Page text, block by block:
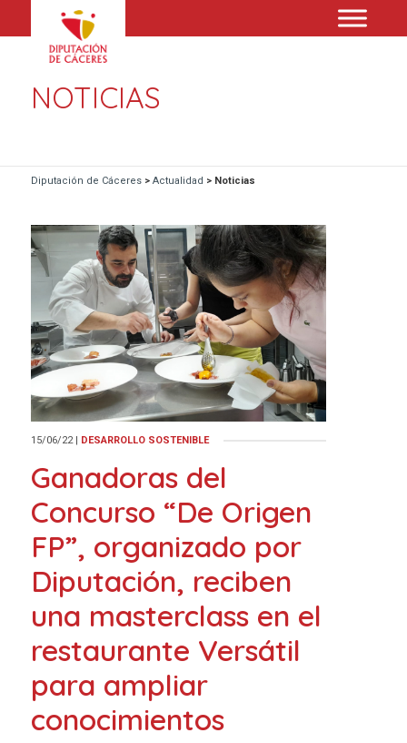
NOTICIAS
Diputación de Cáceres> Actualidad > Noticias
15/06/22 DESARROLLO SOSTENIBLE
Ganadoras del
Concurso “De Origen
FP”, organizado por
Diputación, reciben
una masterclass en el
restaurante Versátil
para ampliar
conocimientos